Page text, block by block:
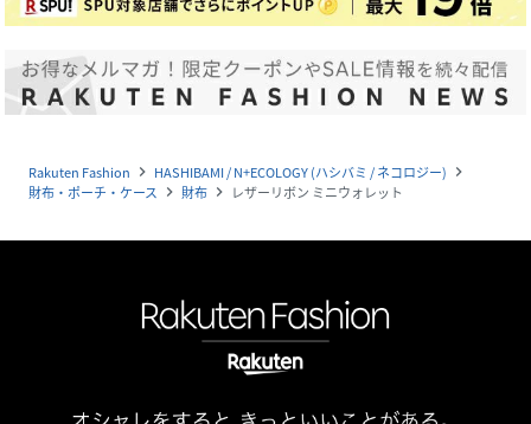
Rakuten Fashion navigate_next HASHIBAMI / N+ECOLOGY (ハシバミ / ネコロジー) navigate_next
財布・ポーチ・ケース navigate_next 財布 navigate_next レザーリボン ミニウォレット